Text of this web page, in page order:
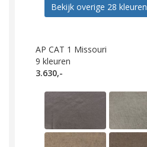
Bekijk overige 28 kleuren
AP CAT 1 Missouri
9 kleuren
3.630,-